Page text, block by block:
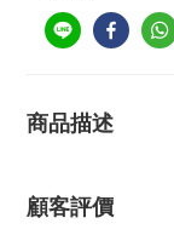
商品描述
顧客評價